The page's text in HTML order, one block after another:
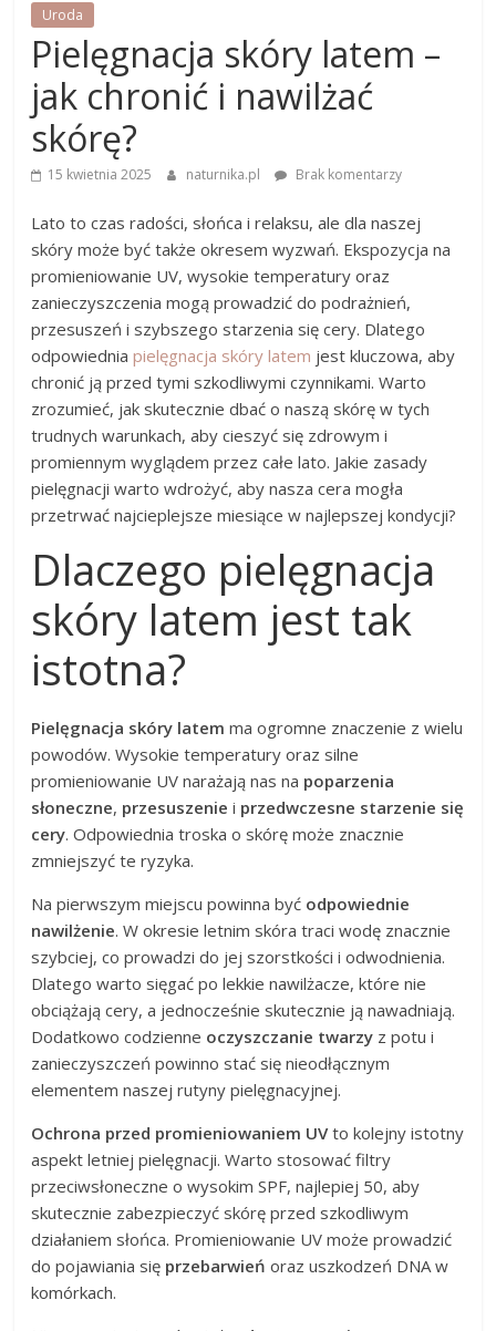
Uroda
Pielęgnacja skóry latem –
jak chronić i nawilżać
skórę?
15 kwietnia 2025 naturnika.pl Brak komentarzy
Lato to czas radości, słońca i relaksu, ale dla naszej
skóry może być także okresem wyzwań. Ekspozycja na
promieniowanie UV, wysokie temperatury oraz
zanieczyszczenia mogą prowadzić do podrażnień,
przesuszeń i szybszego starzenia się cery. Dlatego
odpowiedniapielęgnacja skóry latem jest kluczowa, aby
chronić ją przed tymi szkodliwymi czynnikami. Warto
zrozumieć, jak skutecznie dbać o naszą skórę w tych
trudnych warunkach, aby cieszyć się zdrowym i
promiennym wyglądem przez całe lato. Jakie zasady
pielęgnacji warto wdrożyć, aby nasza cera mogła
przetrwać najcieplejsze miesiące w najlepszej kondycji?
Dlaczego pielęgnacja
skóry latem jest tak
istotna?
Pielęgnacja skóry latem ma ogromne znaczenie z wielu
powodów. Wysokie temperatury oraz silne
promieniowanie UV narażają nas na poparzenia
słoneczne, przesuszenie i przedwczesne starzenie się
cery. Odpowiednia troska o skórę może znacznie
zmniejszyć te ryzyka.
Na pierwszym miejscu powinna być odpowiednie
nawilżenie. W okresie letnim skóra traci wodę znacznie
szybciej, co prowadzi do jej szorstkości i odwodnienia.
Dlatego warto sięgać po lekkie nawilżacze, które nie
obciążają cery, a jednocześnie skutecznie ją nawadniają.
Dodatkowo codzienne oczyszczanie twarzy z potu i
zanieczyszczeń powinno stać się nieodłącznym
elementem naszej rutyny pielęgnacyjnej.
Ochrona przed promieniowaniem UVto kolejny istotny
aspekt letniej pielęgnacji. Warto stosować filtry
przeciwsłoneczne o wysokim SPF, najlepiej 50, aby
skutecznie zabezpieczyć skórę przed szkodliwym
działaniem słońca. Promieniowanie UV może prowadzić
do pojawiania się przebarwień oraz uszkodzeń DNA w
komórkach.